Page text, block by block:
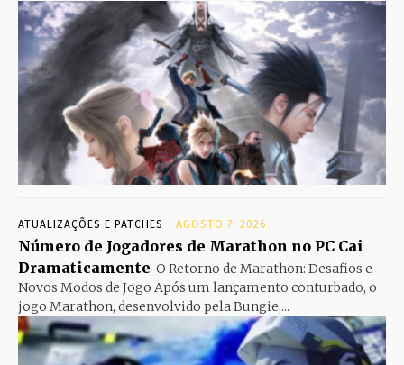
ATUALIZAÇÕES E PATCHES AGOSTO 7, 2026
Número de Jogadores de Marathon no PC Cai
Dramaticamente O Retorno de Marathon: Desafios e
Novos Modos de Jogo Após um lançamento conturbado, o
jogo Marathon, desenvolvido pela Bungie,...